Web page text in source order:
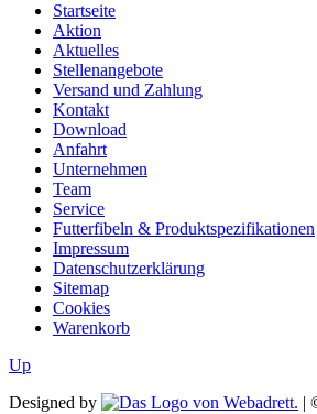
Startseite
Aktion
Aktuelles
Stellenangebote
Versand und Zahlung
Kontakt
Download
Anfahrt
Unternehmen
Team
Service
Futterfibeln & Produktspezifikationen
Impressum
Datenschutzerklärung
Sitemap
Cookies
Warenkorb
Up
Designed by
|